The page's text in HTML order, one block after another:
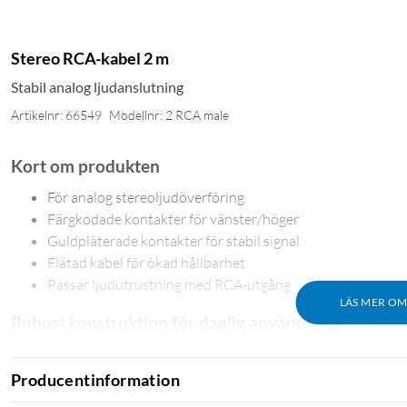
Stereo RCA-kabel 2 m
Stabil analog ljudanslutning
Artikelnr: 66549 Modellnr: 2 RCA male
LÄS MER
Kort om produkten
För analog stereoljudöverföring
Färgkodade kontakter för vänster/höger
Guldpläterade kontakter för stabil signal
Flätad kabel för ökad hållbarhet
Passar ljudutrustning med RCA-utgång
Robust konstruktion för daglig användning
Kabeln är byggd för att tåla upprepad användning och
mer flexibel, samtidigt som metallhylsor runt kontakterna ger
fasta installationer som vid tillfälliga uppkopplingar.
Producentinformation